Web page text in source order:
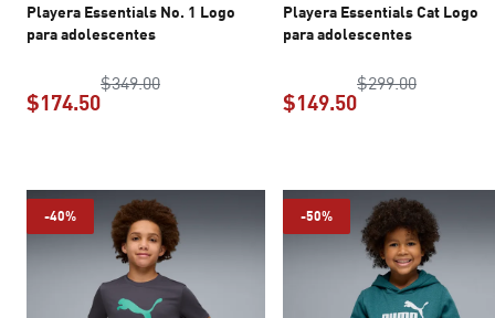
Playera Essentials No. 1 Logo
para adolescentes
$349.00precio original $349.00
$174.50
Playera Essentials Cat Logo
para adolescentes
$299.00precio
$149.50
-40% -50%